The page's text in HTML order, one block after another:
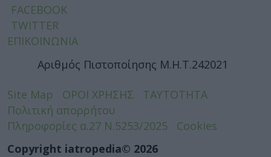
FACEBOOK
TWITTER
ΕΠΙΚΟΙΝΩΝΙΑ
Αριθμός Πιστοποίησης Μ.Η.Τ.242021
Site Map ΟΡΟΙ ΧΡΗΣΗΣ
ΤΑΥΤΟΤΗΤΑ
Πολιτική απορρήτου
Πληροφορίες α.27 Ν.5253/2025
Cookies
Copyright iatropedia© 2026